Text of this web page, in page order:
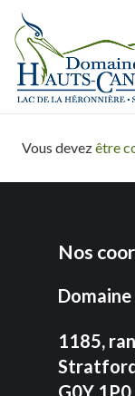
Vous devezêtre
Nos
1185,
G0Y 1P0